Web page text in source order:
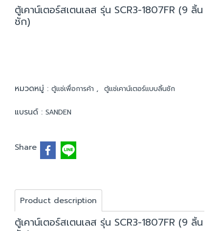
ตู้เคาน์เตอร์สเตนเลส รุ่น SCR3-1807FR (9 ลิ้น
ชัก)
หมวดหมู่ : ตู้แช่เพื่อการค้า , ตู้แช่เคาน์เตอร์แบบลิ้นชัก
แบรนด์ : SANDEN
Share
Product description
ตู้เคาน์เตอร์สเตนเลส รุ่น SCR3-1807FR (9 ลิ้น